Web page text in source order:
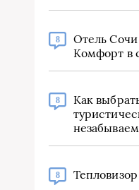
8
Отель
Комфорт в
8
Как
8